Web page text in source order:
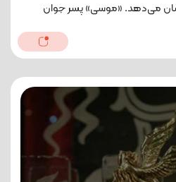
می‌دهد. «موسی» پسر جوان